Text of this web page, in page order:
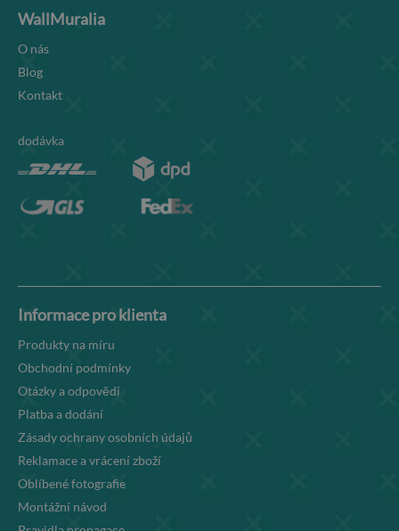
WallMuralia
O nás
Blog
Kontakt
dodávka
Informace pro klienta
Produkty na míru
Obchodní podmínky
Otázky a odpovědi
Platba a dodání
Zásady ochrany osobních údajů
Reklamace a vrácení zboží
Oblíbené fotografie
Montážní návod